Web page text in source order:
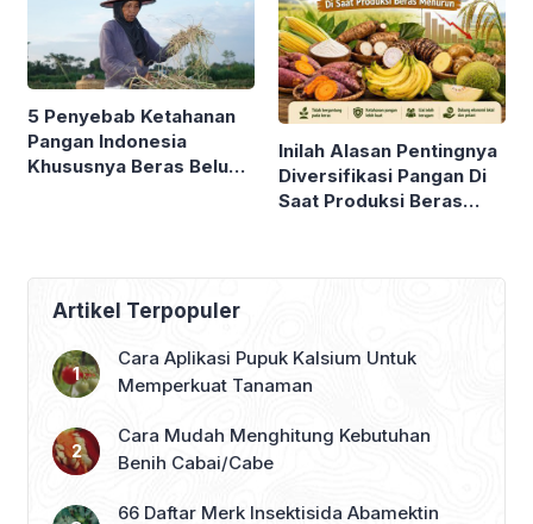
5 Penyebab Ketahanan
Pangan Indonesia
Khususnya Beras Belum
Inilah Alasan Pentingnya
Diversifikasi Pangan Di
Saat Produksi Beras
Meroket !
Artikel Terpopuler
Cara Aplikasi Pupuk Kalsium Untuk
Memperkuat Tanaman
Cara Mudah Menghitung Kebutuhan
Benih Cabai/Cabe
66 Daftar Merk Insektisida Abamektin